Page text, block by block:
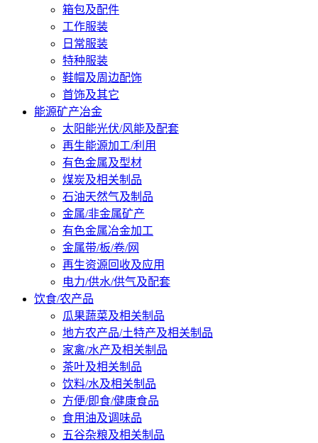
箱包及配件
工作服装
日常服装
特种服装
鞋帽及周边配饰
首饰及其它
能源矿产冶金
太阳能光伏/风能及配套
再生能源加工/利用
有色金属及型材
煤炭及相关制品
石油天然气及制品
金属/非金属矿产
有色金属冶金加工
金属带/板/卷/网
再生资源回收及应用
电力/供水/供气及配套
饮食/农产品
瓜果蔬菜及相关制品
地方农产品/土特产及相关制品
家禽/水产及相关制品
茶叶及相关制品
饮料/水及相关制品
方便/即食/健康食品
食用油及调味品
五谷杂粮及相关制品